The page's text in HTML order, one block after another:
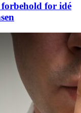
for idé